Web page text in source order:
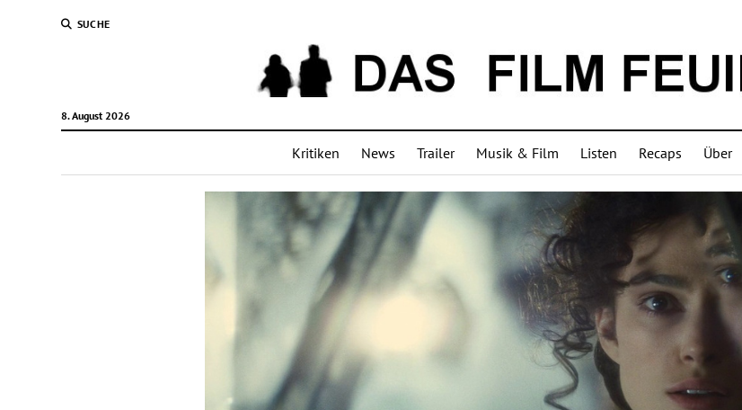
SUCHE
8. August 2026
Kritiken News Trailer Musik & Film Listen Recaps Über